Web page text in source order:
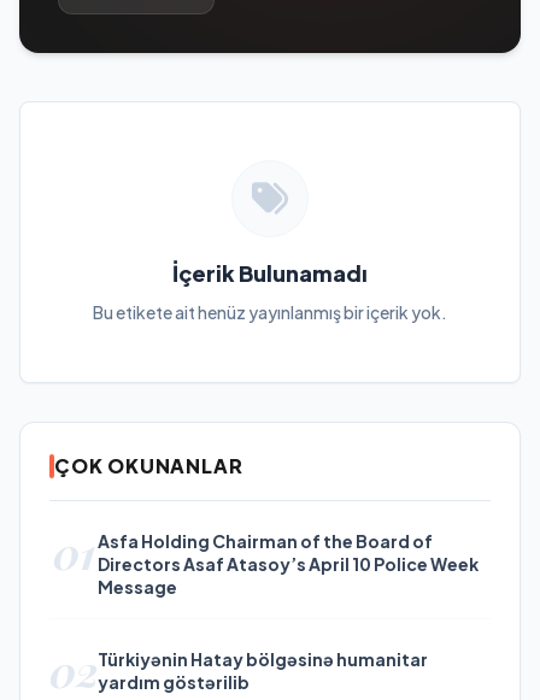
İçerik Bulunamadı
Bu etikete ait henüz yayınlanmış bir içerik yok.
ÇOK OKUNANLAR
01Asfa Holding Chairman of the Board of
Directors Asaf Atasoy’s April 10 Police Week
Message
02Türkiyənin Hatay bölgəsinə humanitar
yardım göstərilib